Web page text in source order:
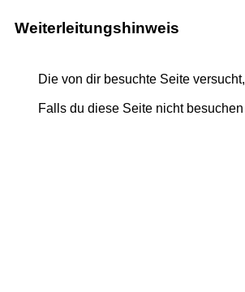
Weiterleitungshinweis
Die von dir besuchte Seite
Falls du diese Seite nicht